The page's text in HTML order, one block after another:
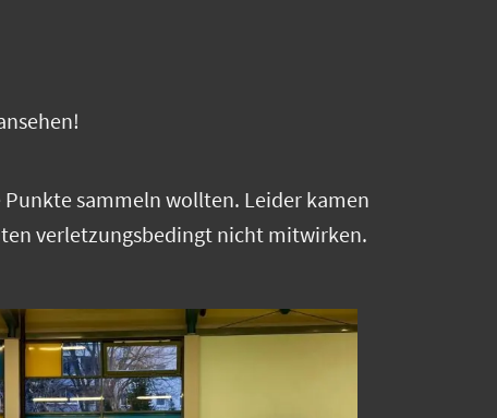
Punkte sammeln wollten. Leider kamen
verletzungsbedingt nicht mitwirken.